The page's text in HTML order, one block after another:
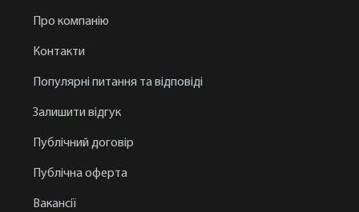
Про компанію
Контакти
Популярні питання та відповіді
Залишити відгук
Публічний договір
Публічна оферта
Вакансії